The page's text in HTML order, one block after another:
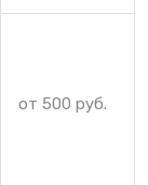
от 500 руб.